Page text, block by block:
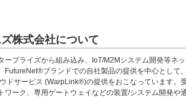
株式会社について
ープライズから組み込み、IoT/M2Mシステム開発等ネ
FutureNet®ブランドでの自社製品の提供を中心として
ドサービス (WarpLink®)の提供をおこなっています。
ワーク、専用ゲートウェイなどの装置/システム開発や